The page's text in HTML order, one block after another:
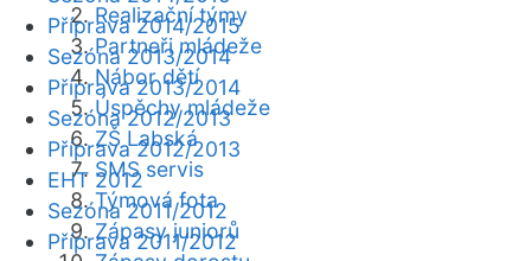
Realizační týmy
Partneři mládeže
Nábor dětí
Úspěchy mládeže
ZŠ Labská
SMS servis
Týmová fota
Zápasy juniorů
Příprava 2014/2015
Sezóna 2013/2014
Příprava 2013/2014
Sezóna 2012/2013
Příprava 2012/2013
EHT 2012
Sezóna 2011/2012
Příprava 2011/2012